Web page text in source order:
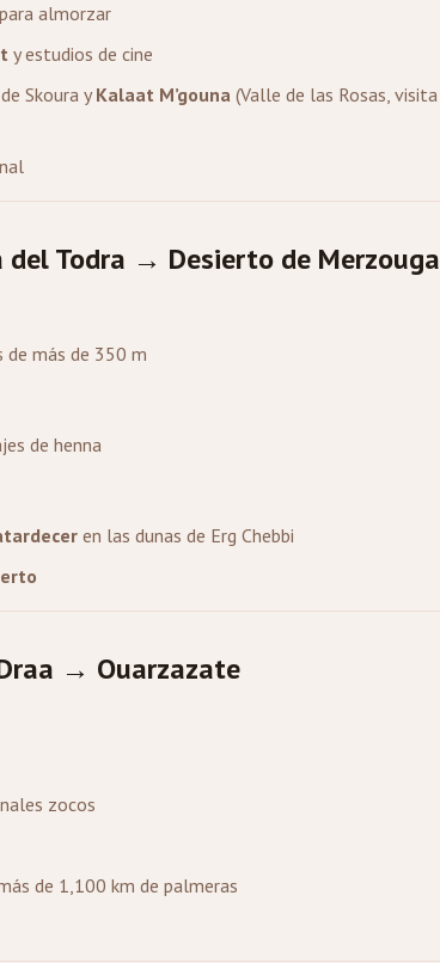
almorzar
y estudios de cine
Skoura yKalaat M’gouna (Valle de las Rosas, visita
Todra → Desierto de Merzouga
de más de 350 m
de henna
en las dunas de Erg Chebbi
→ Ouarzazate
zocos
de 1,100 km de palmeras